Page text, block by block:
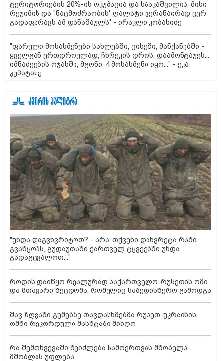
ტერიტორიების 20%-ის ოკუპაცია და სააკაშვილის, მისი
რეჟიმის და "ნაცმოძრაობის" ღალატი ვერანაირად ვერ
გადაფარავს ამ დანაშაულს" - ირაკლი კობახიძე
"ფარული მოსასმენები სახლებში, ციხეში, მანქანებში -
ყველგან ერთდროულად, ჩხრეკის დროს, დაამონტაჟეს...
იმნაძეების ოჯახში, მგონი, 4 მოსასმენი იყო..." - ეკა
კუპატაძე
"უნდა დაგვხვრიტოთ? - არა, თქვენი დახვრეტა რაში
გვაწყობს, გუდაუთაში ქართველ ტყვეებში უნდა
გადაგცვალოთ..."
როდის დაიწყო რეალურად საქართველო-რუსეთის ომი
და მთავარი შეცდომა, რომელიც საბედისწერო გამოდგა
შავ ზღვაში გემებზე თავდასხმებმა რუსეთ-უკრაინის
ომში რეკორდული მასშტაბი მიიღო
რა შემთხვევაში შეიძლება ჩამოერთვას მშობელს
მშობლის უფლება